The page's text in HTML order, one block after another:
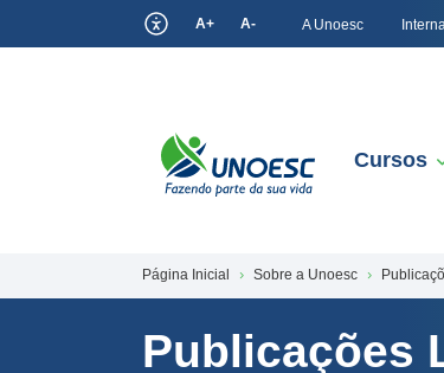
A+ A- A Unoesc
Cursos
Página Inicial Sobre a Unoesc
Publicações